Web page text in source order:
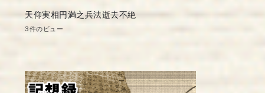
天仰実相円満之兵法逝去不絶
3件のビュー